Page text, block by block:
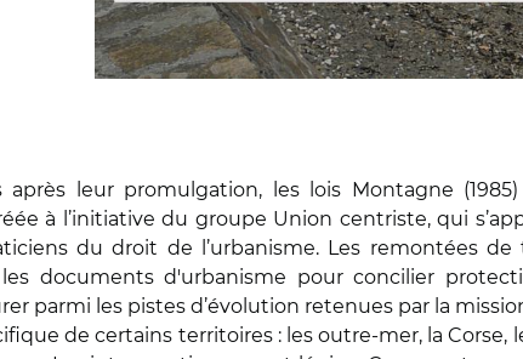
après leur promulgation, les lois Montagne
à l’initiative du groupe Union centriste, qui
du droit de l’urbanisme. Les remontées
documents d'urbanisme pour concilier
parmi les pistes d’évolution retenues par la
de certains territoires : les outre-mer, la